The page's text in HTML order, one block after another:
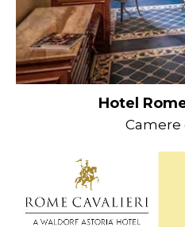
Hotel
Camere